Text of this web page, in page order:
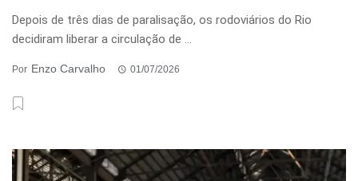
Depois de três dias de paralisação, os rodoviários do Rio
decidiram liberar a circulação de ...
Por Enzo Carvalho 01/07/2026